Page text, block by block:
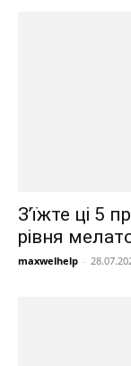
З’їжте ці 5
рівня
maxwelhelp -